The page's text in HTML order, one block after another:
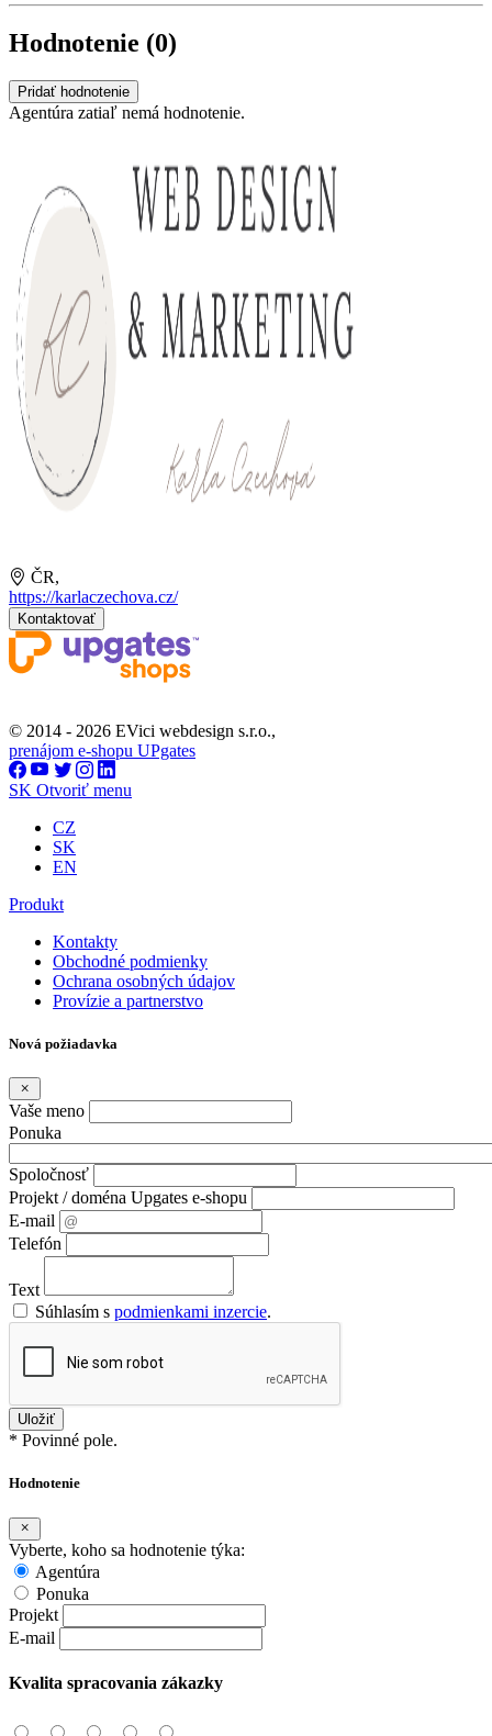
Hodnotenie (0)
Pridať hodnotenie
Agentúra zatiaľ nemá hodnotenie.
ČR,
https://karlaczechova.cz/
Kontaktovať
© 2014 - 2026 EVici webdesign s.r.o.,
prenájom e-shopu UPgates
SK Otvoriť menu
CZ
SK
EN
Produkt
Kontakty
Obchodné podmienky
Ochrana osobných údajov
Provízie a partnerstvo
Nová požiadavka
Vaše meno
Ponuka
Spoločnosť
Projekt / doména Upgates e-shopu
E-mail
Telefón
Text
Súhlasím s podmienkami inzercie.
* Povinné pole.
Hodnotenie
Vyberte, koho sa hodnotenie týka:
Agentúra
Ponuka
Projekt
E-mail
Kvalita spracovania zákazky